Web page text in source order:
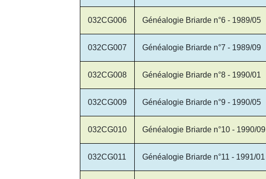
032CG006 Généalogie Briarde n°6 - 1989/05
032CG007 Généalogie Briarde n°7 - 1989/09
032CG008 Généalogie Briarde n°8 - 1990/01
032CG009 Généalogie Briarde n°9 - 1990/05
032CG010 Généalogie Briarde n°10 - 1990/09
032CG011 Généalogie Briarde n°11 - 1991/01